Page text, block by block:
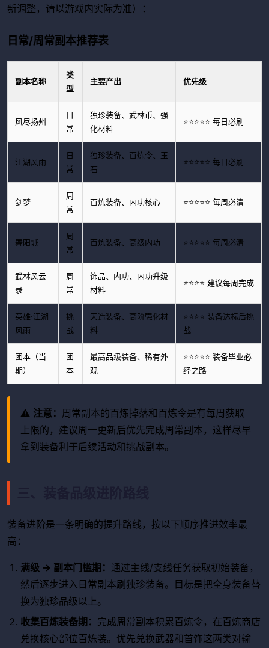
新调整，请以游戏内实际为准）：
日常/周常副本推荐表
副本名称
类
型
主要产出 优先级
风尽扬州
日
常
独珍装备、武林币、强
化材料
⭐⭐⭐⭐⭐ 每日必刷
江湖风雨
日
常
独珍装备、百炼令、玉
石
⭐⭐⭐⭐⭐ 每日必刷
剑梦
周
常
百炼装备、内功核心 ⭐⭐⭐⭐⭐ 每周必清
舞阳城
周
常
百炼装备、高级内功 ⭐⭐⭐⭐⭐ 每周必清
武林风云
录
周
常
饰品、内功、内功升级
材料
⭐⭐⭐⭐ 建议每周完成
英雄·江湖
风雨
挑
战
天造装备、高阶强化材
料
⭐⭐⭐⭐ 装备达标后挑
战
团本（当
期）
团
本
最高品级装备、稀有外
观
⭐⭐⭐⭐⭐ 装备毕业必
经之路
⚠️ 注意： 周常副本的百炼掉落和百炼令是有每周获取
上限的，建议周一更新后优先完成周常副本，这样尽早
拿到装备利于后续活动和挑战副本。
装备进阶是一条明确的提升路线，按以下顺序推进效率最
高：
满级 → 副本门槛期： 通过主线/支线任务获取初始装备，
然后逐步进入日常副本刷独珍装备。目标是把全身装备替
换为独珍品级以上。
收集百炼装备期： 完成周常副本积累百炼令，在百炼商店
兑换核心部位百炼装。优先兑换武器和首饰这两类对输